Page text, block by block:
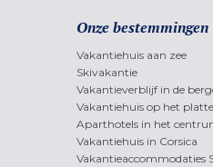
Onze bestemmingen
Vakantiehuis aan zee
Skivakantie
Vakantieverblijf in de
Vakantiehuis op het
Aparthotels in het
Vakantiehuis in Corsica
Vakantieaccommodaties